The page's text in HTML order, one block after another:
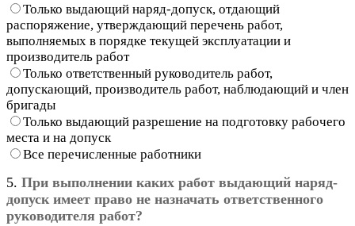
Только выдающий наряд-допуск, отдающий
распоряжение, утверждающий перечень работ,
выполняемых в порядке текущей эксплуатации и
производитель работ
Только ответственный руководитель работ,
допускающий, производитель работ, наблюдающий и член
бригады
Только выдающий разрешение на подготовку рабочего
места и на допуск
Все перечисленные работники
5. При выполнении каких работ выдающий наряд-
допуск имеет право не назначать ответственного
руководителя работ?